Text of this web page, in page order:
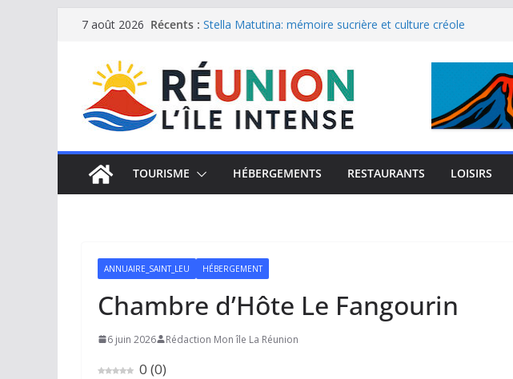
Passer
contenu
7 août 2026 Récents : Stella Matutina: mémoire sucrière et culture créole
Le samoussa de La Réunion, emblème de l’île intense
Le Musée du sel de Saint Leu: site culturel à découvrir
TOURISME HÉBERGEMENTS RESTAURANTS LOISIRS
ANNUAIRE_SAINT_LEU HÉBERGEMENT
Chambre d’Hôte Le Fangourin
6 juin 2026 Rédaction Mon île La Réunion
0 (0)